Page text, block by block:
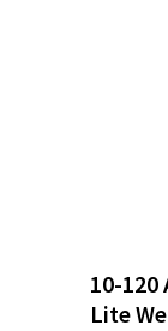
10-120
Lite